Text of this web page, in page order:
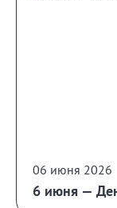
06 июня 2026
6 июня —